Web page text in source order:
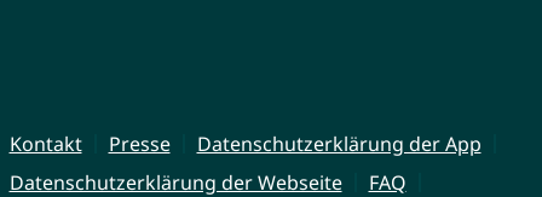
Kontakt Presse
Datenschutzerklärung der App
Datenschutzerklärung der Webseite
FAQ